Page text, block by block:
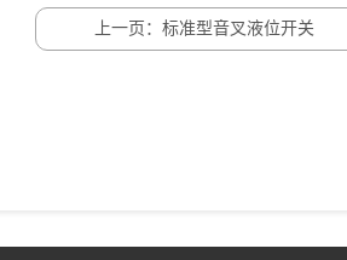
上一页：标准型音叉液位开关